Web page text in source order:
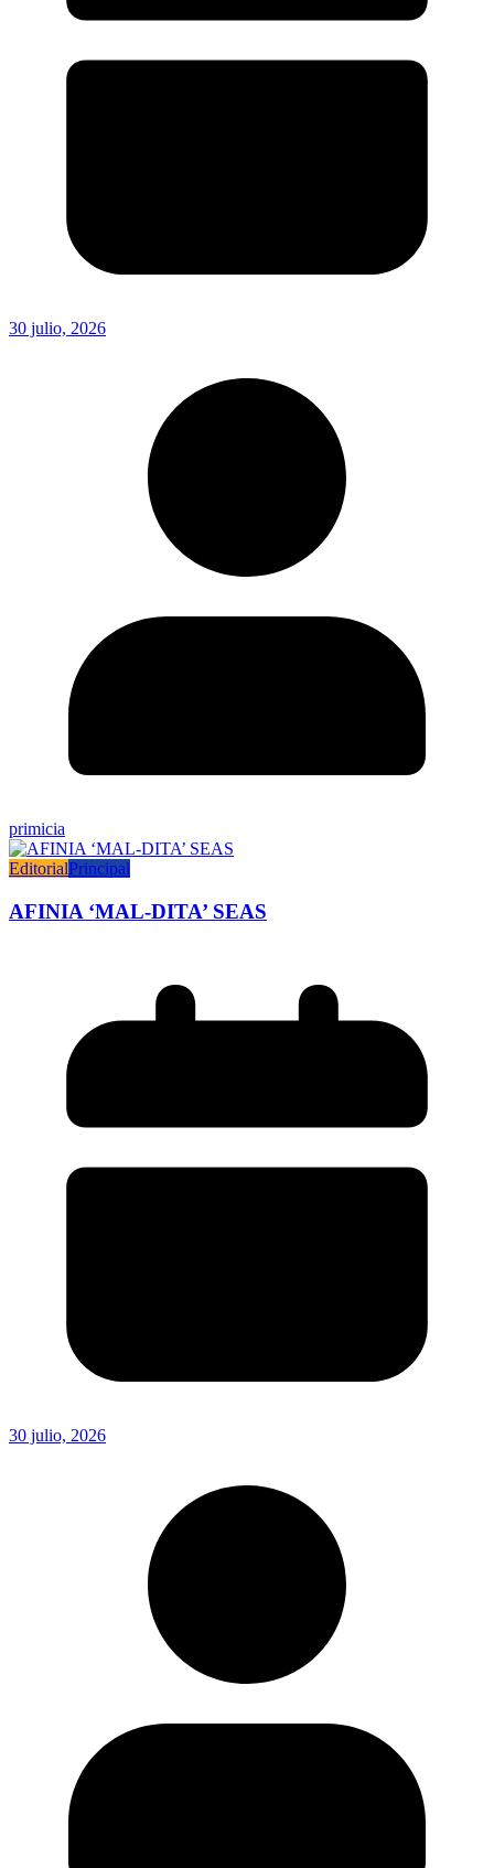
30 julio, 2026
primicia
EditorialPrincipal
AFINIA ‘MAL-DITA’ SEAS
30 julio, 2026